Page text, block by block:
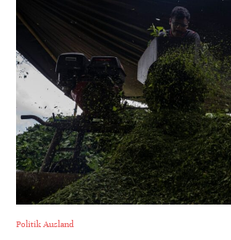
Politik Ausland